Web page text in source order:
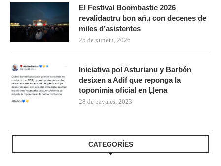
El Festival Boombastic 2026
revalidaotru bon añu con decenes de
miles d’asistentes
25 de xunetu, 2026
Iniciativa pol Asturianu y Barbón
desixen a Adif que reponga la
toponimia oficial en Ḷḷena
28 de payares, 2023
CATEGORÍES